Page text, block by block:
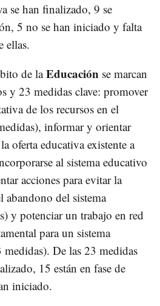
se han finalizado, 9 se
5 no se han iniciado y falta
ellas.
de laEducación se marcan
y 23 medidas clave: promover
de los recursos en el
informar y orientar
oferta educativa existente a
al sistema educativo
acciones para evitar la
abandono del sistema
y potenciar un trabajo en red
para un sistema
De las 23 medidas
15 están en fase de
iniciado.